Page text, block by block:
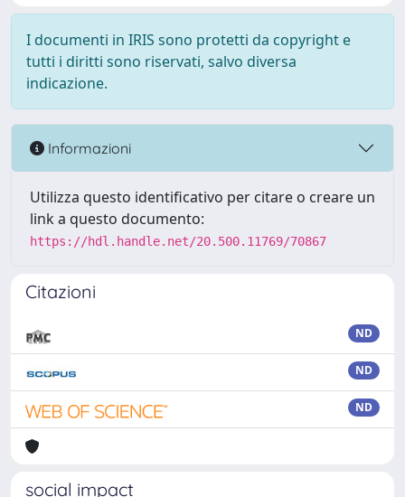
I documenti in IRIS sono protetti da copyright e
tutti i diritti sono riservati, salvo diversa
indicazione.
Informazioni
Utilizza questo identificativo per citare o creare un
link a questo documento:
https://hdl.handle.net/20.500.11769/70867
Citazioni
ND
ND
ND
social impact